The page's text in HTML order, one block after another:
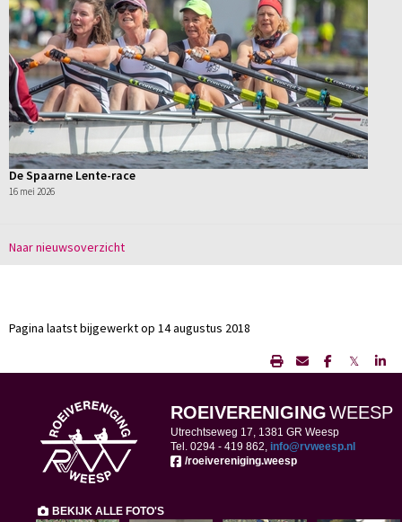
De Spaarne Lente-race
16 mei 2026
Naar nieuwsoverzicht
Pagina laatst bijgewerkt op 14 augustus 2018
𝕏
ROEIVERENIGINGWEESP
Utrechtseweg 17, 1381 GR Weesp
Tel. 0294 - 419 862, ofni@rvweesp.nl
/roeivereniging.weesp
BEKIJK ALLE FOTO'S